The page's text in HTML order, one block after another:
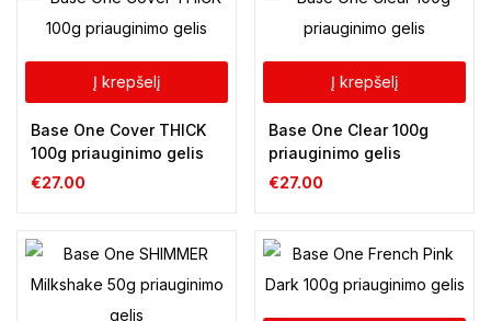
Į krepšelį
Base One Cover THICK
100g priauginimo gelis
€27.00
Į krepšelį
Base One Clear 100g
priauginimo gelis
€27.00